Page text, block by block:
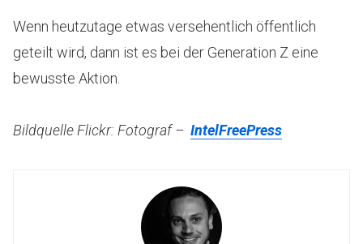
Wenn heutzutage etwas versehentlich öffentlich
geteilt wird, dann ist es bei der Generation Z eine
bewusste Aktion.
Bildquelle Flickr: Fotograf – IntelFreePress